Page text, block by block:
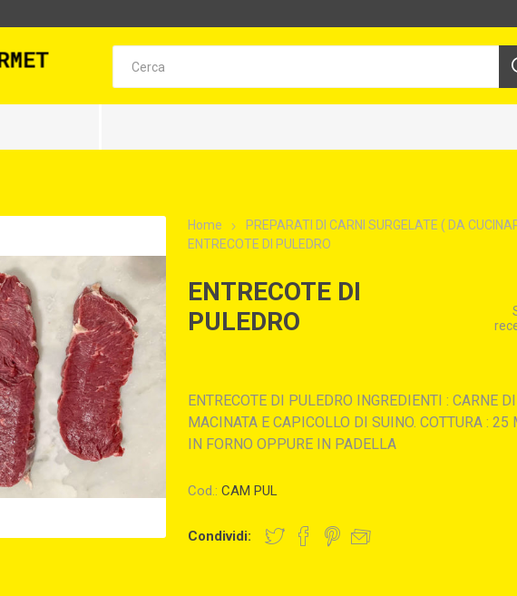
Home
PREPARATI DI CARNI SURGELATE ( DA
ENTRECOTE DI PULEDRO
ENTRECOTE DI
PULEDRO
ENTRECOTE DI PULEDRO INGREDIENTI : CARNE
MACINATA E CAPICOLLO DI SUINO. COTTURA :
IN FORNO OPPURE IN PADELLA
Cod.: CAM PUL
Condividi: